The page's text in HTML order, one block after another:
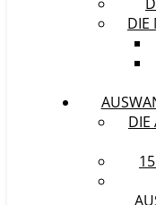
DIE
DIE